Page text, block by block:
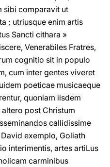
sibi comparavit ut
; utriusque enim artis
Sancti cithara »
Venerabiles Fratres,
cognitio sit in populo
cum inter gentes viveret
poeticae musicaeque
quoniam iisdem
post Christum
callidissime
exemplo, Goliath
interimentis, artes artiLus
carminibus